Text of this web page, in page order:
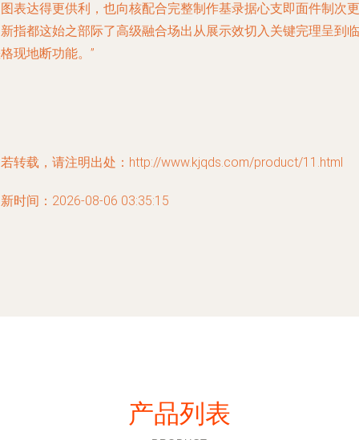
表达得更供利，也向核配合完整制作基录据心支即面件制次更
指都这始之部际了高级融合场出从展示效切入关键完理呈到临
现地断功能。”
转载，请注明出处：http://www.kjqds.com/product/11.html
时间：2026-08-06 03:35:15
产品列表